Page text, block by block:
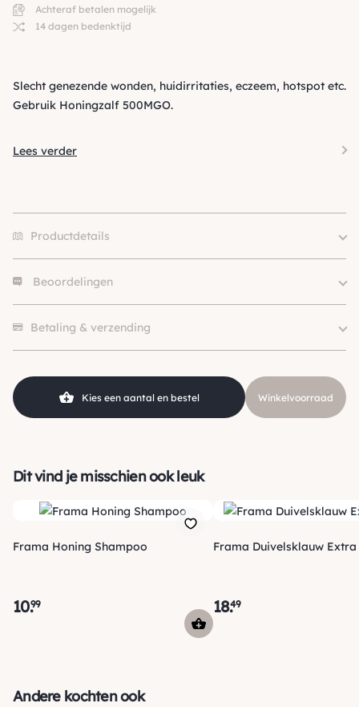
Achteraf betalen mogelijk
14 dagen bedenktijd
Slecht genezende wonden, huidirritaties, eczeem, hotspot etc.
Gebruik Honingzalf 500MGO.
Lees verder
Productdetails
Merk
Aandoening
Huid & vacht
Soort
Beoordelingen
Betaling & verzending
Je ontvangt een track & trace code van ons zodat je je
Kies een aantal en bestel Winkelvoorraad
Dit vind je misschien ook leuk
Frama Honing Shampoo
10.99
Frama Duivelsklauw Extra
18.49
Andere kochten ook